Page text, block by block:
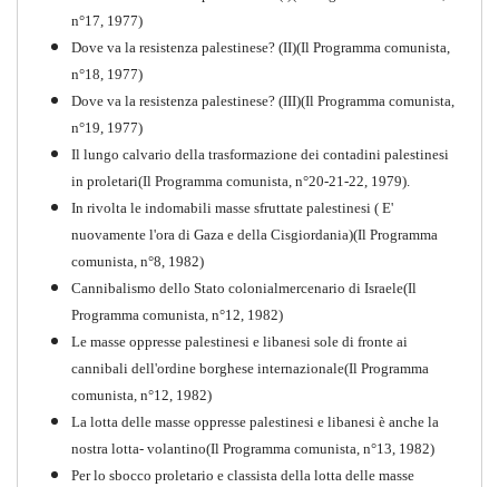
Perchè la Russia non era
comunista
Quaderno n°10
n°17, 1977)
Dove va la resistenza palestinese? (II)(Il Programma comunista,
n°18, 1977)
Dove va la resistenza palestinese? (III)(Il Programma comunista,
n°19, 1977)
Il lungo calvario della trasformazione dei contadini palestinesi
in proletari(Il Programma comunista, n°20-21-22, 1979).
In rivolta le indomabili masse sfruttate palestinesi ( E'
nuovamente l'ora di Gaza e della Cisgiordania)(Il Programma
comunista, n°8, 1982)
Cannibalismo dello Stato colonialmercenario di Israele(Il
Programma comunista, n°12, 1982)
Le masse oppresse palestinesi e libanesi sole di fronte ai
cannibali dell'ordine borghese internazionale(Il Programma
comunista, n°12, 1982)
La lotta delle masse oppresse palestinesi e libanesi è anche la
nostra lotta- volantino(Il Programma comunista, n°13, 1982)
Per lo sbocco proletario e classista della lotta delle masse